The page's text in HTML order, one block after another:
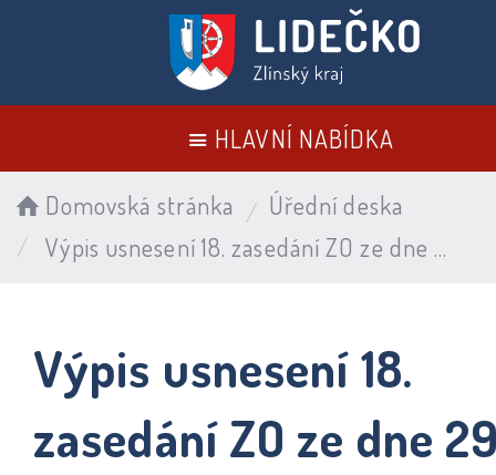
HLAVNÍ NABÍDKA
Domovská stránka
Úřední deska
Výpis usnesení 18. zasedání ZO ze dne 29. 11. 2024
Výpis usnesení 18.
zasedání ZO ze dne